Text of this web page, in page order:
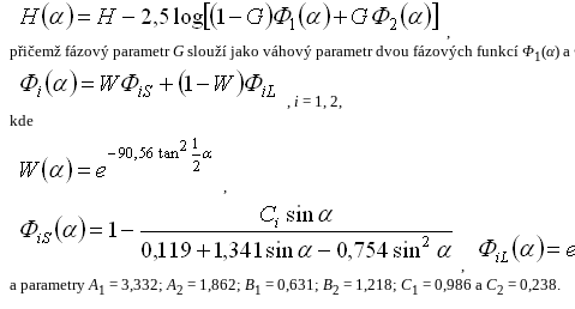
,
přičemž fázový parametrG slouží jako váhový parametr dvou fázových funkcí Φ1(α) a
, i = 1, 2,
kde
,
,
a parametryA1 = 3,332;A2 = 1,862; B1 = 0,631; B2 = 1,218; C1 = 0,986 a C2 = 0,238.